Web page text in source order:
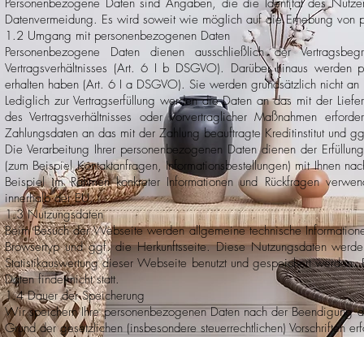
Personenbezogene Daten sind Angaben, die die Identität des
Datenvermeidung. Es wird soweit wie möglich auf die Erhebung von
1.2 Umgang mit personenbezogenen Daten
Personenbezogene Daten dienen ausschließlich der
Vertragsverhältnisses (Art. 6 I b DSGVO). Darüber hinaus
erhalten haben (Art. 6 I a DSGVO). Sie werden grundsätzlich nicht
Lediglich zur Vertragserfüllung werden die Daten an das mit der
des Vertragsverhältnisses oder vorvertraglicher Maßnahmen
Zahlungsdaten an das mit der Zahlung beauftragte Kreditinstitut und
Die Verarbeitung Ihrer personenbezogenen Daten dienen der
(zum Beispiel Kontaktanfragen, Informationsbestellungen) mit Ihnen
Beispiel im Rahmen konkreter Informationen und Rückfragen
innerhalb der EU.
1.3 Nutzungsdaten
Beim Besuch der Webseite werden allgemeine technische
Browsertyp und ggf. die Herkunftsseite. Diese Nutzungsdaten
Statistikauswertung dieser Webseite benutzt und gespeichert
Daten findet nicht statt.
1.4 Dauer der Speicherung
Wir speichern Ihre personenbezogenen Daten nach der
Grund der gesetzlichen (insbesondere steuerrechtlichen) Vorschriften